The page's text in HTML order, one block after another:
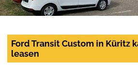
Ford Transit Custom in Küritz
leasen